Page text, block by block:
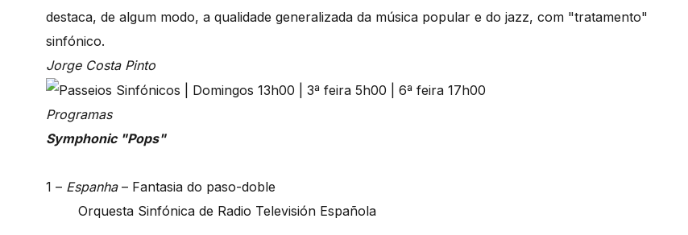
destaca, de algum modo, a qualidade generalizada da música popular e do jazz, com "tratamento"
sinfónico.
Jorge Costa Pinto
Programas
Symphonic "Pops"
1 – Espanha – Fantasia do paso-doble
Orquesta Sinfónica de Radio Televisión Española